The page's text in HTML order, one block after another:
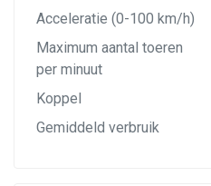
Acceleratie (0-100 km/h)
Maximum aantal toeren
per minuut
Koppel
Gemiddeld verbruik